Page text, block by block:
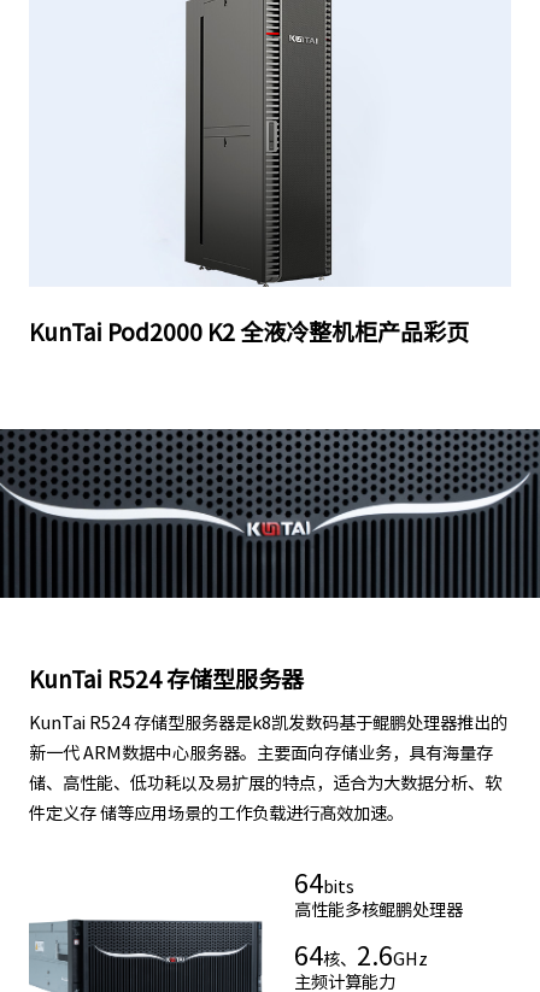
KunTai Pod2000 K2 全液冷整机柜产品彩页
KunTai R524 存储型服务器
KunTai R524 存储型服务器是k8凯发数码基于鲲鹏处理器推出的
新一代 ARM数据中心服务器。主要面向存储业务，具有海量存
储、高性能、低功耗以及易扩展的特点，适合为大数据分析、软
件定义存 储等应用场景的工作负载进行髙效加速。
64 bits
高性能多核鲲鹏处理器
64核、 2.6GHz
主频计算能力